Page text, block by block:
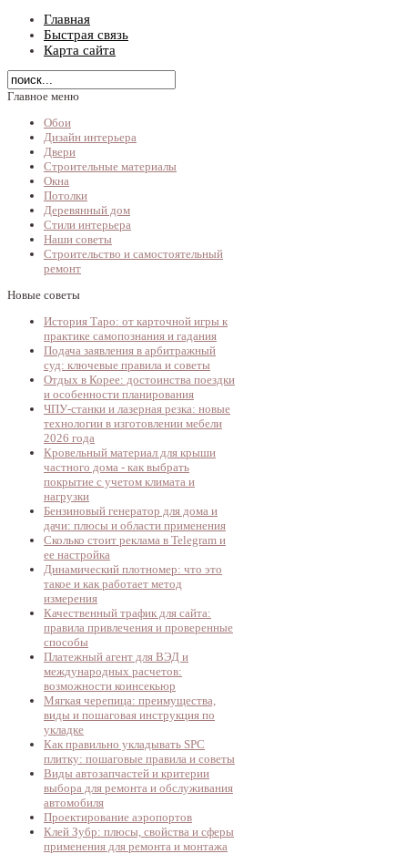
Главная
Быстрая связь
Карта сайта
Главное меню
Обои
Дизайн интерьера
Двери
Строительные материалы
Окна
Потолки
Деревянный дом
Стили интерьера
Наши советы
Строительство и самостоятельный
ремонт
Новые советы
История Таро: от карточной игры к
практике самопознания и гадания
Подача заявления в арбитражный
суд: ключевые правила и советы
Отдых в Корее: достоинства поездки
и особенности планирования
ЧПУ-станки и лазерная резка: новые
технологии в изготовлении мебели
2026 года
Кровельный материал для крыши
частного дома - как выбрать
покрытие с учетом климата и
нагрузки
Бензиновый генератор для дома и
дачи: плюсы и области применения
Сколько стоит реклама в Telegram и
ее настройка
Динамический плотномер: что это
такое и как работает метод
измерения
Качественный трафик для сайта:
правила привлечения и проверенные
способы
Платежный агент для ВЭД и
международных расчетов:
возможности коинсекьюр
Мягкая черепица: преимущества,
виды и пошаговая инструкция по
укладке
Как правильно укладывать SPC
плитку: пошаговые правила и советы
Виды автозапчастей и критерии
выбора для ремонта и обслуживания
автомобиля
Проектирование аэропортов
Клей Зубр: плюсы, свойства и сферы
применения для ремонта и монтажа